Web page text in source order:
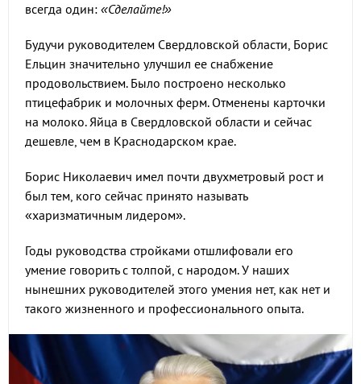
всегда один: «Сделайте!»
Будучи руководителем Свердловской области, Борис
Ельцин значительно улучшил ее снабжение
продовольствием. Было построено несколько
птицефабрик и молочных ферм. Отменены карточки
на молоко. Яйца в Свердловской области и сейчас
дешевле, чем в Краснодарском крае.
Борис Николаевич имел почти двухметровый рост и
был тем, кого сейчас принято называть
«харизматичным лидером».
Годы руководства стройками отшлифовали его
умение говорить с толпой, с народом. У наших
нынешних руководителей этого умения нет, как нет и
такого жизненного и профессионального опыта.